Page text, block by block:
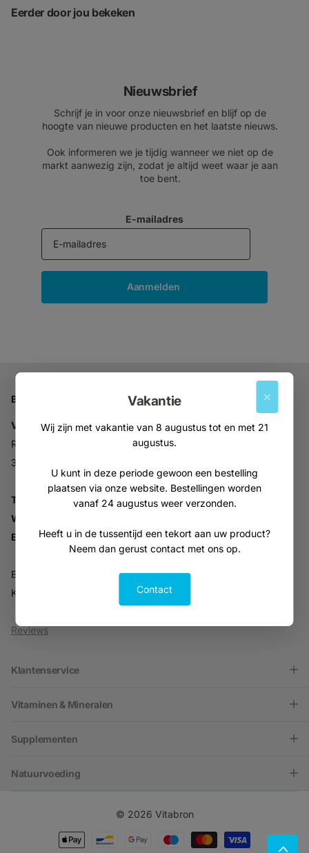
Vakantie
Wij zijn met vakantie van 8 augustus tot en met 21
augustus.
U kunt in deze periode gewoon een bestelling
plaatsen via onze website. Bestellingen worden
vanaf 24 augustus weer verzonden.
Heeft u in de tussentijd een tekort aan uw product?
Neem dan gerust contact met ons op.
Contact
Eerder door jou bekeken
Nieuwsbrief
Schrijf je in voor onze nieuwsbrief en blijf op de
hoogte van nieuwe producten en het laatste nieuws.
Ook informeren we je tijdig wanneer we niet op de
markt aanwezig zijn, zodat je altijd weet waar je aan
toe bent.
E-mailadres
Aanmelden
Klantenservice
Vitaminen & Mineralen
Supplementen
Natuurvoeding
Bedrijfsgegevens
Vitabron
Ravelijn 52
3905NV Veenendaal
Tel:
+31 (0)318 553946
Whatsapp:
Email:info@vitabron.nl
BTW NL816914679B01
KVK 30216701
Reviews
© 2026 Vitabron